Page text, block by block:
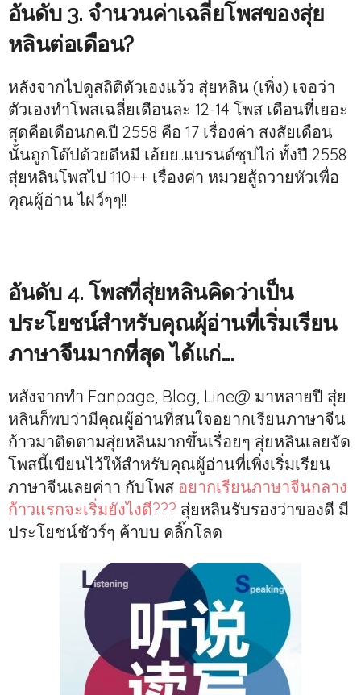
อันดับ 3. จำนวนค่าเฉลี่ยโพสของสุ่ย
หลินต่อเดือน?
หลังจากไปดูสถิติตัวเองแว้ว สุ่ยหลิน (เพิ่ง) เจอว่า
ตัวเองทำโพสเฉลี่ยเดือนละ 12-14 โพส เดือนที่เยอะ
สุดคือเดือนกค.ปี 2558 คือ 17 เรื่องค่า สงสัยเดือน
นั้นถูกโด๊ปด้วยดีหมี เอ้ยย..แบรนด์ซุปไก่ ทั้งปี 2558
สุ่ยหลินโพสไป 110++ เรื่องค่า หมวยสู้ถวายหัวเพื่อ
คุณผู้อ่าน ไฝว์ๆๆ!!
อันดับ 4. โพสที่สุ่ยหลินคิดว่าเป็น
ประโยชน์สำหรับคุณผุ้อ่านที่เริ่มเรียน
ภาษาจีนมากที่สุด ได้แก่….
หลังจากทำ Fanpage, Blog, Line@ มาหลายปี สุ่ย
หลินก็พบว่ามีคุณผู้อ่านที่สนใจอยากเรียนภาษาจีน
ก้าวมาติดตามสุ่ยหลินมากขึ้นเรื่อยๆ สุ่ยหลินเลยจัด
โพสนี้เขียนไว้ให้สำหรับคุณผู้อ่านที่เพิ่งเริ่มเรียน
ภาษาจีนเลยค่าา กับโพส อยากเรียนภาษาจีนกลาง
ก้าวแรกจะเริ่มยังไงดี??? สุ่ยหลินรับรองว่าของดี มี
ประโยชน์ชัวร์ๆ ค้าบบ คลิ๊กโลด